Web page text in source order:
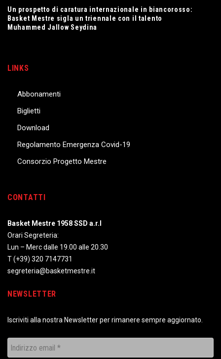
Un prospetto di caratura internazionale in biancorosso:
Basket Mestre sigla un triennale con il talento
Muhammed Jallow Seydina
LINKS
Abbonamenti
Biglietti
Download
Regolamento Emergenza Covid-19
Consorzio Progetto Mestre
CONTATTI
Basket Mestre 1958 SSD a.r.l
Orari Segreteria:
Lun – Merc dalle 19.00 alle 20.30
T(+39) 320 7147731
segreteria@basketmestre.it
NEWSLETTER
Iscriviti alla nostra Newsletter per rimanere sempre aggiornato.